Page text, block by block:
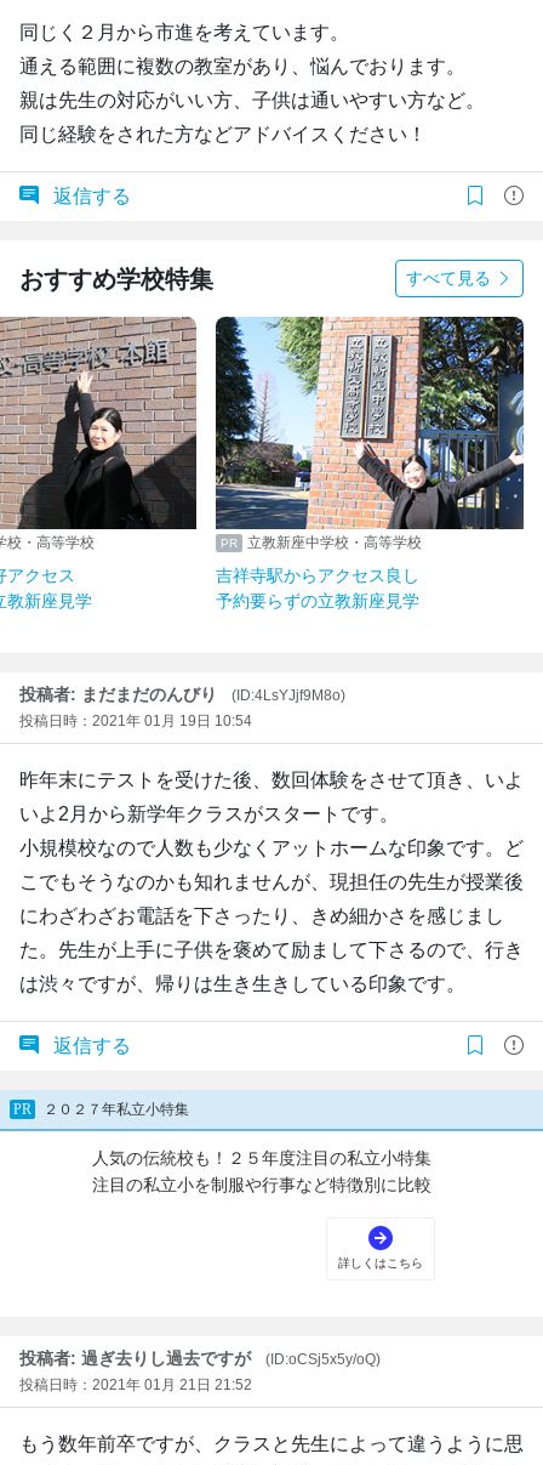
同じく２月から市進を考えています。
通える範囲に複数の教室があり、悩んでおります。
親は先生の対応がいい方、子供は通いやすい方など。
同じ経験をされた方などアドバイスください！
返信する
おすすめ学校特集 すべて見る
校・高等学校
アクセス
教新座見学
立教新座中学校・高等学校
吉祥寺駅からアクセス良し
予約要らずの立教新座見学
投稿者: まだまだのんびり
(ID:4LsYJjf9M8o)
投稿日時：2021年 01月 19日 10:54
昨年末にテストを受けた後、数回体験をさせて頂き、いよ
いよ2月から新学年クラスがスタートです。
小規模校なので人数も少なくアットホームな印象です。ど
こでもそうなのかも知れませんが、現担任の先生が授業後
にわざわざお電話を下さったり、きめ細かさを感じまし
た。先生が上手に子供を褒めて励まして下さるので、行き
は渋々ですが、帰りは生き生きしている印象です。
返信する
投稿者: 過ぎ去りし過去ですが
(ID:oCSj5x5y/oQ)
投稿日時：2021年 01月 21日 21:52
もう数年前卒ですが、クラスと先生によって違うように思